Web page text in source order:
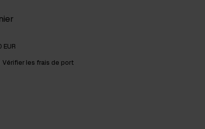
EUR
Vérifier les frais de port